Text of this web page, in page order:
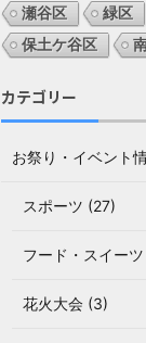
瀬谷区
緑区
保土ケ谷区
カテゴリー
お祭り・イベント
スポーツ (27)
フード・スイー
花火大会 (3)